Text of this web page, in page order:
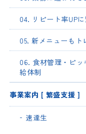
04. リピート率UP
05. 新メニューもト
06. 食材管理・ピ
給体制
事業案内 [ 繁盛支援 ]
速達生